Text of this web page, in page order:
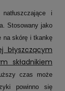
i
Stosowany jako
na skórę i tkankę
błyszczącym
składnikiem
czas może
powinno się